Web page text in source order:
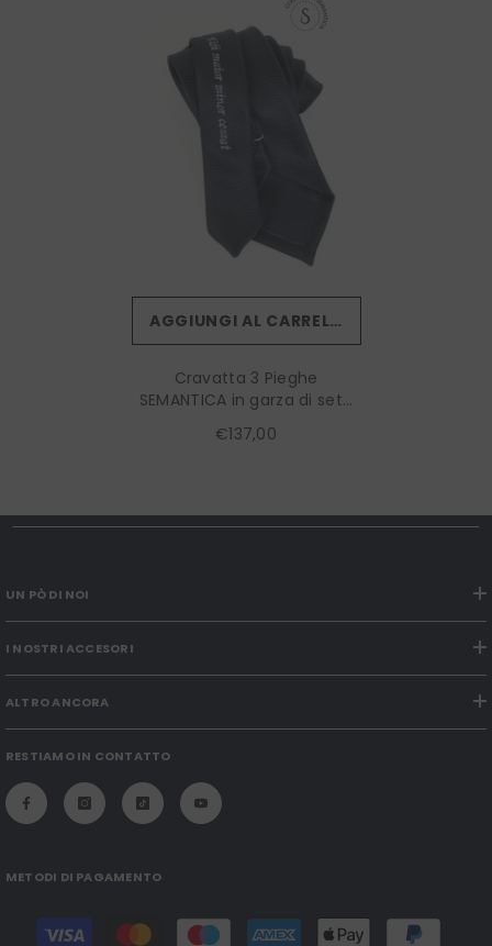
AGGIUNGI AL CARRELLO
Cravatta 3 Pieghe
SEMANTICA in garza di seta
Cessat
€137,00
UN PÒ DI NOI
I NOSTRI ACCESORI
ALTRO ANCORA
RESTIAMO IN CONTATTO
METODI DI PAGAMENTO
Modalità